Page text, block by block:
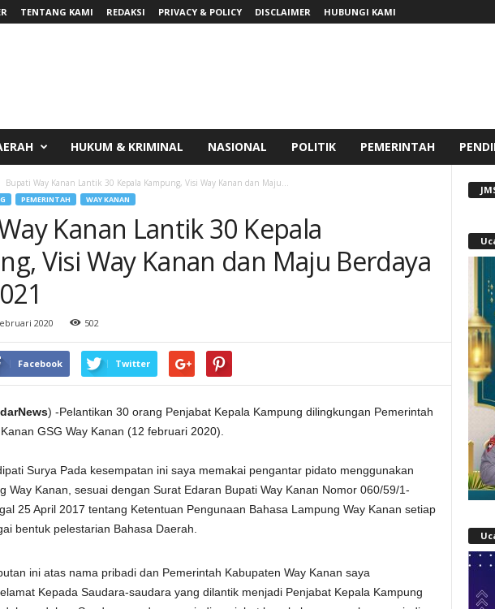
TENTANG KAMI REDAKSI PRIVACY & POLICY DISCLAIMER HUBUNGI KAMI
HUKUM & KRIMINAL NASIONAL POLITIK PEMERINTAH
Bupati Way Kanan Lantik 30 Kepala Kampung, Visi Way Kanan dan Maju...
PEMERINTAH WAY KANAN
Kanan Lantik 30 Kepala
Visi Way Kanan dan Maju Berdaya
2020 502
Facebook Twitter
) -Pelantikan 30 orang Penjabat Kepala Kampung dilingkungan Pemerintah
GSG Way Kanan (12 februari 2020).
Surya Pada kesempatan ini saya memakai pengantar pidato menggunakan
Way Kanan, sesuai dengan Surat Edaran Bupati Way Kanan Nomor 060/59/1-
25 April 2017 tentang Ketentuan Pengunaan Bahasa Lampung Way Kanan setiap
bentuk pelestarian Bahasa Daerah.
ini atas nama pribadi dan Pemerintah Kabupaten Way Kanan saya
Kepada Saudara-saudara yang dilantik menjadi Penjabat Kepala Kampung